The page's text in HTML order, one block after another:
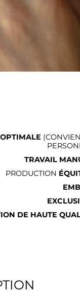
TRAVAIL
PRODUCTION
DE HAUTE